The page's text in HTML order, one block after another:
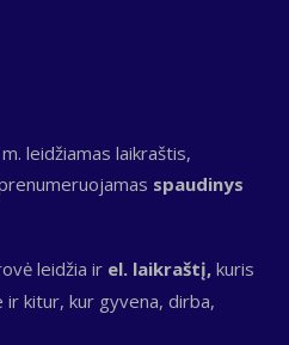
leidžiamas laikraštis,
spaudinys
leidžia ir el. laikraštį, kuris
kitur, kur gyvena, dirba,